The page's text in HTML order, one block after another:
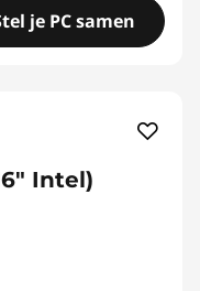
je PC samen
Intel)